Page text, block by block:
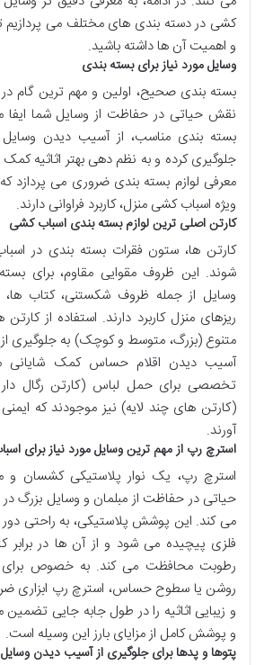
کشی در دسته بندی های مختلف می پردازیم
و اهمیت آن ها داشته باشید.
وسایل مورد نیاز برای بسته بندی
بسته بندی صحیح، اولین و مهم ترین گام در
نقش حیاتی در حفاظت از وسایل شما
بسته بندی مناسب، از آسیب دیدن
جلوگیری کرده و به نظم دهی بهتر اثاثیهکمک
معرفی لوازم بسته بندی ضروری می پردازد
ویژه اسباب کشی منزل، کاربرد فراوانی دارند.
کارتن اصلی ترین لوازم بسته بندی اسباب کشی
کارتن ها، ستون فقراتبسته بندی در
شوند. این ظروف مقوایی مقاوم، برای
وسایل از جمله ظروف شکستنی،کتاب ها،
ریزهای منزل کاربرد دارند. استفاده از
متنوع (بزرگ، متوسط و کوچک) به جلوگیری
آسیب دیدن اقلامحساس کمک
تخصصی برایحمل لباس (کارتن رگال
(کارتن های چند لایه) نیز موجودند که ایمنی
آورند.
استرچ رپ از مهم ترین وسایل مورد نیاز برای
استرچ رپ، یک نوار پلاستیکی کشسان و
حیاتی درحفاظت از مبلمان و وسایل بزرگ
می کند. این پوشش پلاستیکی، به راحتی
فلزی پیچیده می شود و از آن ها در برابر
رطوبت محافظت می کند. به خصوص
روشن یا سطوح حساس، استرچ رپ ابزاری
و زیبایی اثاثیه را در طولجابه جایی تضمین
و پوشش کامل از مزایای بارز این وسیله است.
پتوها و پدها برای جلوگیری از آسیب دیدن وسایل